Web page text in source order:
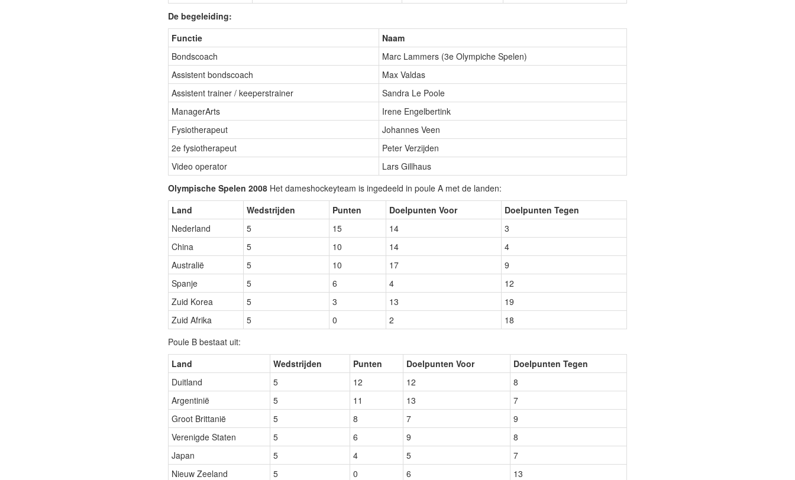
De begeleiding:
Functie
Naam
Bondscoach
Marc Lammers (3e Olympiche Spelen)
Assistent bondscoach
Max Valdas
Assistent trainer / keeperstrainer
Sandra Le Poole
ManagerArts
Irene Engelbertink
Fysiotherapeut
Johannes Veen
2e fysiotherapeut
Peter Verzijden
Video operator
Lars Gillhaus
Olympische Spelen 2008 Het dameshockeyteam is ingedeeld in poule A met de landen:
Land
Wedstrijden Punten Doelpunten Voor
Doelpunten Tegen
Nederland
5 15 14
3
China
5 10 14
4
Australië
5 10 17
9
Spanje
5 6 4
12
Zuid Korea
5 3 13
19
Zuid Afrika
5 0 2
18
Poule B bestaat uit:
Land
Wedstrijden Punten Doelpunten Voor
Doelpunten Tegen
Duitland
5 12 12
8
Argentinië
5 11 13
7
Groot Brittanië
5 8 7
9
Verenigde Staten
5 6 9
8
Japan
5 4 5
7
Nieuw Zeeland
5 0 6
13